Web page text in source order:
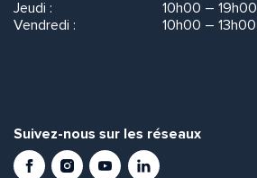
Jeudi :
10h00 – 19h00
Vendredi :
10h00 – 13h00
Suivez-nous sur les réseaux
FacebookInstagramYoutubeLinkedIn